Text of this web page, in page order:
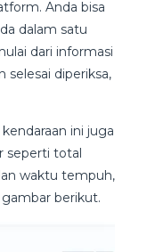
Anda bisa
dalam satu
dari informasi
selesai diperiksa,
ini juga
seperti total
waktu tempuh,
berikut.